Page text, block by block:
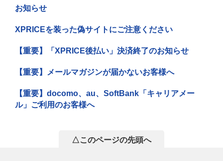
お知らせ
XPRICEを装った偽サイトにご注意ください
【重要】「XPRICE後払い」決済終了のお知らせ
【重要】メールマガジンが届かないお客様へ
【重要】docomo、au、SoftBank「キャリアメー
ル」ご利用のお客様へ
△このページの先頭へ